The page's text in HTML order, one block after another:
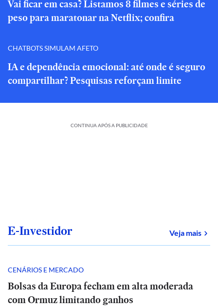
Vai ficar em casa? Listamos 8 filmes e séries de
peso para maratonar na Netflix; confira
CHATBOTS SIMULAM AFETO
IA e dependência emocional: até onde é seguro
compartilhar? Pesquisas reforçam limite
CONTINUA APÓS A PUBLICIDADE
E-Investidor Veja mais
CENÁRIOS E MERCADO
Bolsas da Europa fecham em alta moderada
com Ormuz limitando ganhos